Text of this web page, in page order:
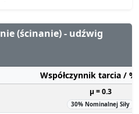
(ścinanie) - udźwig
Współczynnik tarcia /
µ = 0.3
30% Nominalnej Siły